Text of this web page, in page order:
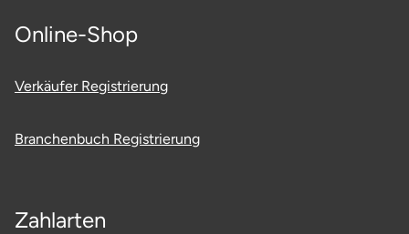
Online-Shop
Verkäufer Registrierung
Branchenbuch Registrierung
Zahlarten